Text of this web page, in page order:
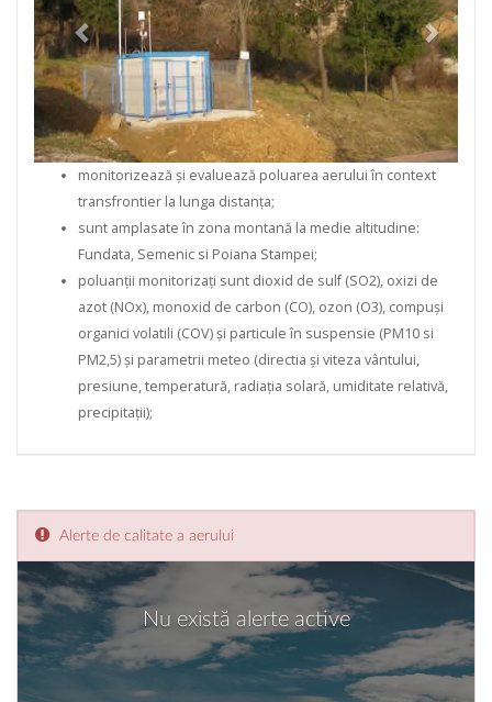
monitorizează și evaluează poluarea aerului în context
transfrontier la lunga distanța;
sunt amplasate în zona montană la medie altitudine:
Fundata, Semenic si Poiana Stampei;
poluanții monitorizați sunt dioxid de sulf (SO2), oxizi de
azot (NOx), monoxid de carbon (CO), ozon (O3), compuși
organici volatili (COV) și particule în suspensie (PM10 si
PM2,5) și parametrii meteo (directia și viteza vântului,
presiune, temperatură, radiația solară, umiditate relativă,
precipitații);
Nu există alerte active